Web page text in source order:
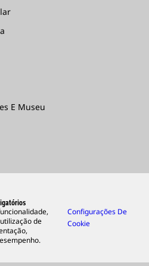
E Museu
de
Configurações De
Cookie